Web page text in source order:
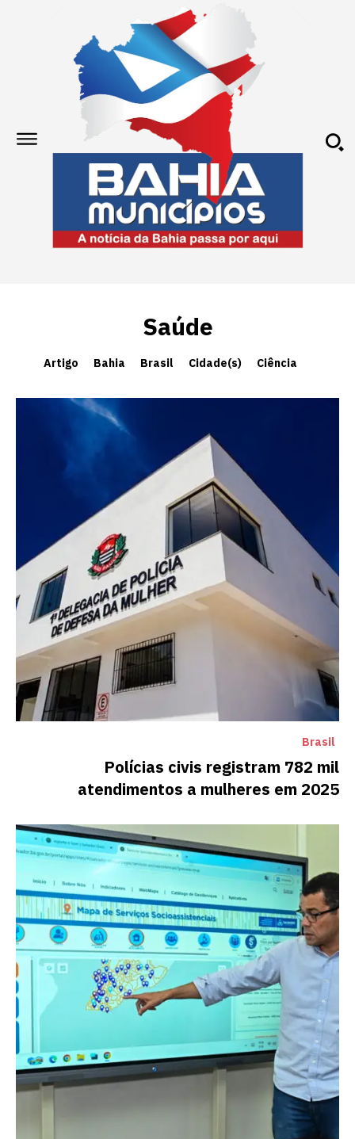
Saúde
Artigo Bahia Brasil Cidade(s) Ciência
Brasil
Polícias civis registram 782 mil
atendimentos a mulheres em 2025